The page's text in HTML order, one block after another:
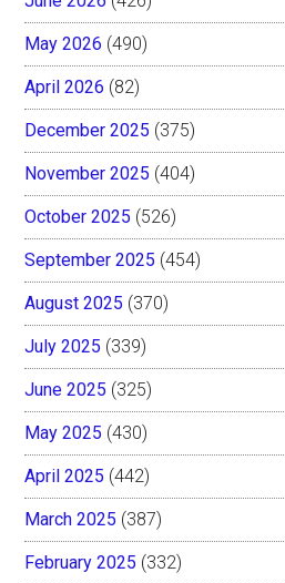
May 2026 (490)
April 2026 (82)
December 2025 (375)
November 2025 (404)
October 2025 (526)
September 2025 (454)
August 2025 (370)
July 2025 (339)
June 2025 (325)
May 2025 (430)
April 2025 (442)
March 2025 (387)
February 2025 (332)